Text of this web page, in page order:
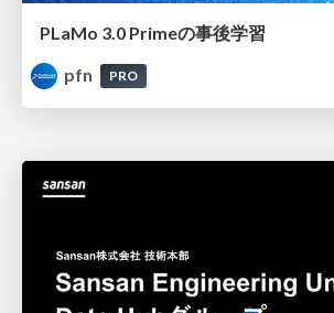
PLaMo 3.0 Primeの事後学習
pfn
PRO